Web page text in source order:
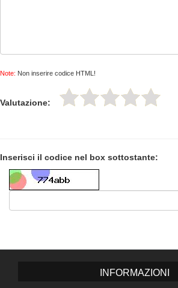
Note: Non inserire codice HTML!
Valutazione:
Inserisci il codice nel box sottostante:
INFORMAZIONI